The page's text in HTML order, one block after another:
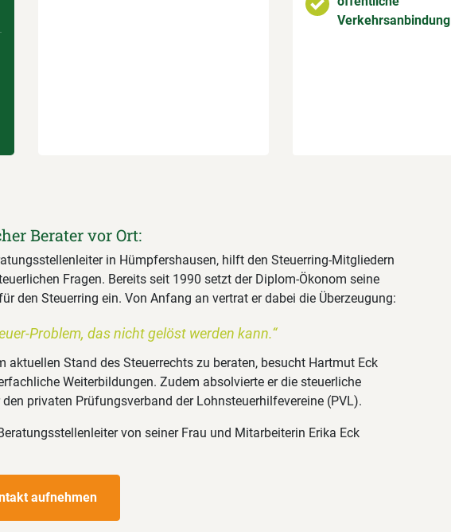
Verkehrsanbindung
Berater vor Ort:
in Hümpfershausen, hilft den Steuerring-Mitgliedern
Fragen. Bereits seit 1990 setzt der Diplom-Ökonom seine
den Steuerring ein. Von Anfang an vertrat er dabei die Überzeugung:
Problem, das nicht gelöst werden kann.“
aktuellen Stand des Steuerrechts zu beraten, besucht Hartmut Eck
Weiterbildungen. Zudem absolvierte er die steuerliche
privaten Prüfungsverband der Lohnsteuerhilfevereine (PVL).
von seiner Frau und Mitarbeiterin Erika Eck
aufnehmen